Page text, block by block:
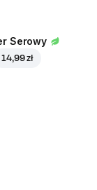
Serowy
14,99 zł